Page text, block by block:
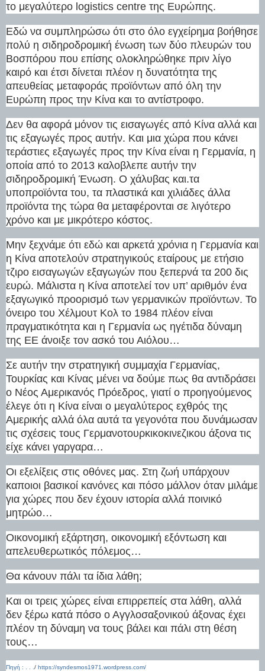
το μεγαλύτερο logistics centre της Ευρώπης.
Εδώ να συμπληρώσω ότι στο όλο εγχείρημα βοήθησε
πολύ η σιδηροδρομική ένωση των δύο πλευρών του
Βοσπόρου που επίσης ολοκληρώθηκε πριν λίγο
καιρό και έτσι δίνεται πλέον η δυνατότητα της
απευθείας μεταφοράς προϊόντων από όλη την
Ευρώπη προς την Κίνα και το αντίστροφο.
Δεν θα αφορά μόνον τις εισαγωγές από Κίνα αλλά και
τις εξαγωγές προς αυτήν. Και μια χώρα που κάνει
τεράστιες εξαγωγές προς την Κίνα είναι η Γερμανία, η
οποία από το 2013 καλοβλεπε αυτήν την
σιδηροδρομική Ένωση. Ο χάλυβας και.τα
υποπροϊόντα του, τα πλαστικά και χιλιάδες άλλα
προϊόντα της τώρα θα μεταφέρονται σε λιγότερο
χρόνο και με μικρότερο κόστος.
Μην ξεχνάμε ότι εδώ και αρκετά χρόνια η Γερμανία και
η Κίνα αποτελούν στρατηγικούς εταίρους με ετήσιο
τζιρο εισαγωγών εξαγωγών που ξεπερνά τα 200 δις
ευρώ. Μάλιστα η Κίνα αποτελεί τον υπ’ αριθμόν ένα
εξαγωγικό προορισμό των γερμανικών προϊόντων. Το
όνειρο του Χέλμουτ Κολ το 1984 πλέον είναι
πραγματικότητα και η Γερμανία ως ηγέτιδα δύναμη
της ΕΕ άνοιξε τον ασκό του Αιόλου…
Σε αυτήν την στρατηγική συμμαχία Γερμανίας,
Τουρκίας και Κίνας μένει να δούμε πως θα αντιδράσει
ο Νέος Αμερικανός Πρόεδρος, γιατί ο προηγούμενος
έλεγε ότι η Κίνα είναι ο μεγαλύτερος εχθρός της
Αμερικής αλλά όλα αυτά τα γεγονότα που δυνάμωσαν
τις σχέσεις τους Γερμανοτουρκικοκινεζικου άξονα τις
είχε κάνει γαργαρα…
Οι εξελίξεις στις οθόνες μας. Στη ζωή υπάρχουν
καποιοι βασικοί κανόνες και πόσο μάλλον όταν μιλάμε
για χώρες που δεν έχουν ιστορία αλλά ποινικό
μητρώο…
Οικονομική εξάρτηση, οικονομική εξόντωση και
απελευθερωτικός πόλεμος…
Θα κάνουν πάλι τα ίδια λάθη;
Και οι τρεις χώρες είναι επιρρεπείς στα λάθη, αλλά
δεν ξέρω κατά πόσο ο Αγγλοσαξονικού άξονας έχει
πλέον τη δύναμη να τους βάλει και πάλι στη θέση
τους…
Πηγή : . . ./ https://syndesmos1971.wordpress.com/